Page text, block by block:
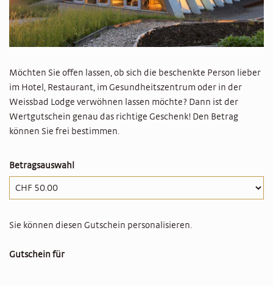
Möchten Sie offen lassen, ob sich die beschenkte Person lieber
im Hotel, Restaurant, im Gesundheitszentrum oder in der
Weissbad Lodge verwöhnen lassen möchte? Dann ist der
Wertgutschein genau das richtige Geschenk! Den Betrag
können Sie frei bestimmen.
Betragsauswahl
Sie können diesen Gutschein personalisieren.
Gutschein für